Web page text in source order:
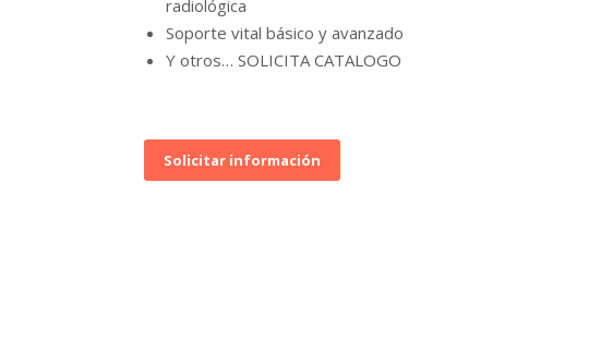
radiológica
Soporte vital básico y avanzado
Y otros… SOLICITA CATALOGO
Solicitar información